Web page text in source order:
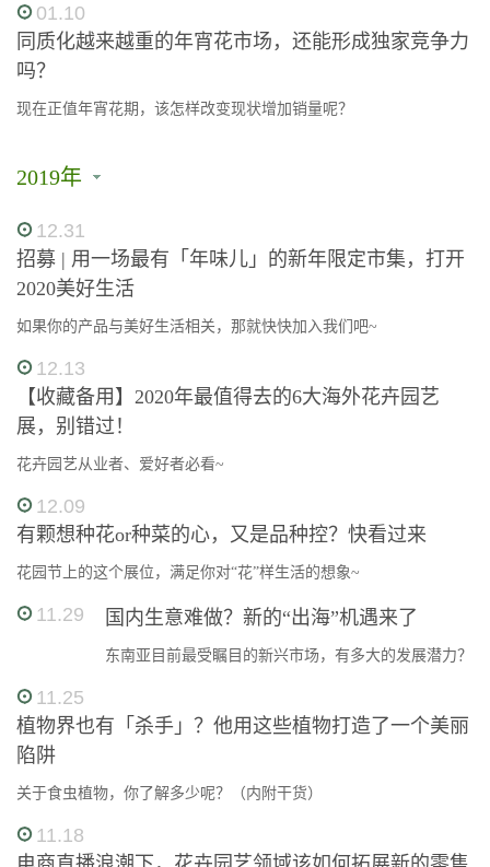
01.10
同质化越来越重的年宵花市场，还能形成独家竞争力
吗？
现在正值年宵花期，该怎样改变现状增加销量呢？
2019年
12.31
招募 | 用一场最有「年味儿」的新年限定市集，打开
2020美好生活
如果你的产品与美好生活相关，那就快快加入我们吧~
12.13
【收藏备用】2020年最值得去的6大海外花卉园艺
展，别错过！
花卉园艺从业者、爱好者必看~
12.09
有颗想种花or种菜的心，又是品种控？快看过来
花园节上的这个展位，满足你对“花”样生活的想象~
11.29 国内生意难做？新的“出海”机遇来了
东南亚目前最受瞩目的新兴市场，有多大的发展潜力？
11.25
植物界也有「杀手」？他用这些植物打造了一个美丽
陷阱
关于食虫植物，你了解多少呢？（内附干货）
11.18